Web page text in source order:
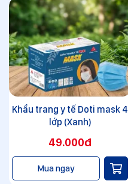
Khẩu trang y tế Doti mask 4
lớp (Xanh)
49.000đ
Mua ngay